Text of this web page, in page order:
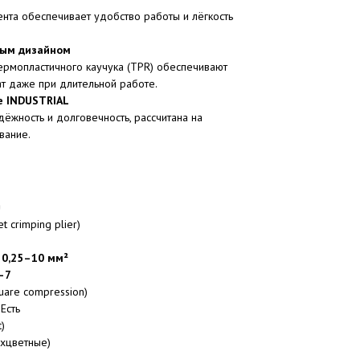
обеспечивает удобство работы и лёгкость
дизайном
каучука (TPR) обеспечивают
даже при длительной работе.
и долговечность, рассчитана на
crimping plier)
0,25–10 мм²
compression)